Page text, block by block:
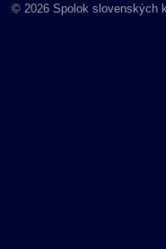
© 2026 Spolok slovenských